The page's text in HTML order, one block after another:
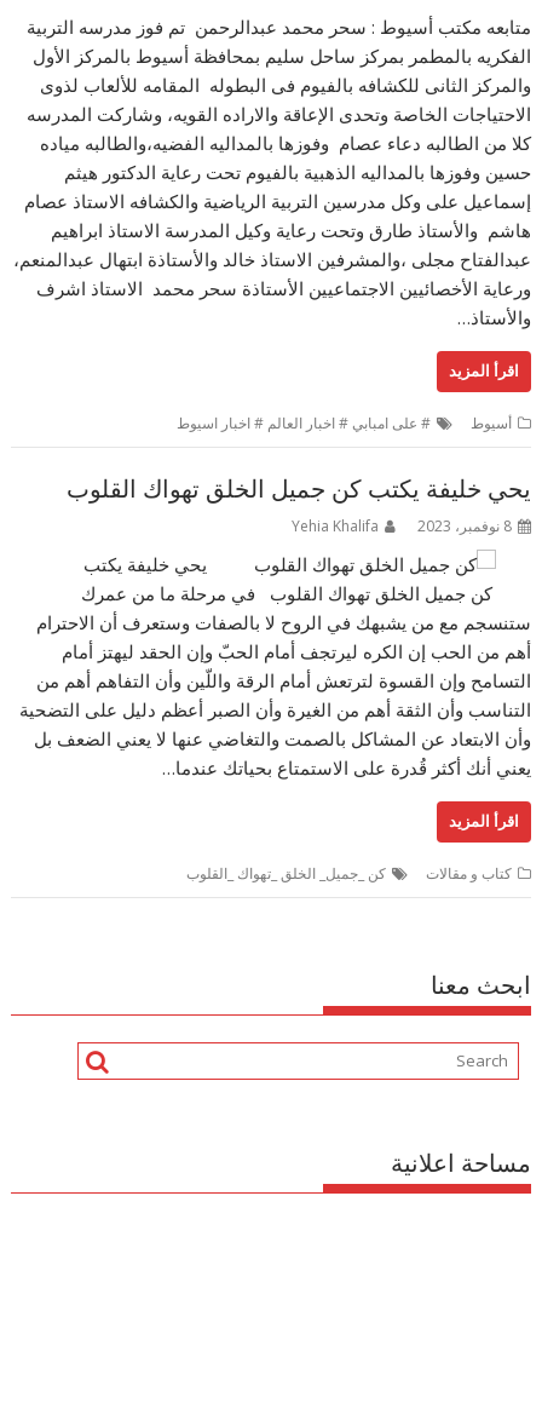
متابعه مكتب أسيوط : سحر محمد عبدالرحمن تم فوز مدرسه التربية
الفكريه بالمطمر بمركز ساحل سليم بمحافظة أسيوط بالمركز الأول
والمركز الثانى للكشافه بالفيوم فى البطوله المقامه للألعاب لذوى
الاحتياجات الخاصة وتحدى الإعاقة والاراده القويه، وشاركت المدرسه
كلا من الطالبه دعاء عصام وفوزها بالمداليه الفضيه،والطالبه مياده
حسين وفوزها بالمداليه الذهبية بالفيوم تحت رعاية الدكتور هيثم
إسماعيل على وكل مدرسين التربية الرياضية والكشافه الاستاذ عصام
هاشم والأستاذ طارق وتحت رعاية وكيل المدرسة الاستاذ ابراهيم
عبدالفتاح مجلى ،والمشرفين الاستاذ خالد والأستاذة ابتهال عبدالمنعم،
ورعاية الأخصائيين الاجتماعيين الأستاذة سحر محمد الاستاذ اشرف
والأستاذ…
اقرأ المزيد
أسيوط # على امبابي # اخبار العالم # اخبار اسيوط
يحي خليفة يكتب كن جميل الخلق تهواك القلوب
8 نوفمبر، 2023 Yehia Khalifa
يحي خليفة يكتب
كن جميل الخلق تهواك القلوب في مرحلة ما من عمرك
ستنسجم مع من يشبهك في الروح لا بالصفات وستعرف أن الاحترام
أهم من الحب ‏إن الكره ليرتجف أمام الحبّ وإن الحقد ليهتز أمام
التسامح وإن القسوة لترتعش أمام الرقة واللّين وأن التفاهم أهم من
التناسب وأن الثقة أهم من الغيرة وأن الصبر أعظم دليل على التضحية
وأن الابتعاد عن المشاكل بالصمت والتغاضي عنها لا يعني الضعف بل
يعني أنك أكثر قُدرة على الاستمتاع بحياتك عندما…
اقرأ المزيد
كتاب و مقالات كن _جميل_ الخلق _تهواك _القلوب
ابحث معنا
مساحة اعلانية